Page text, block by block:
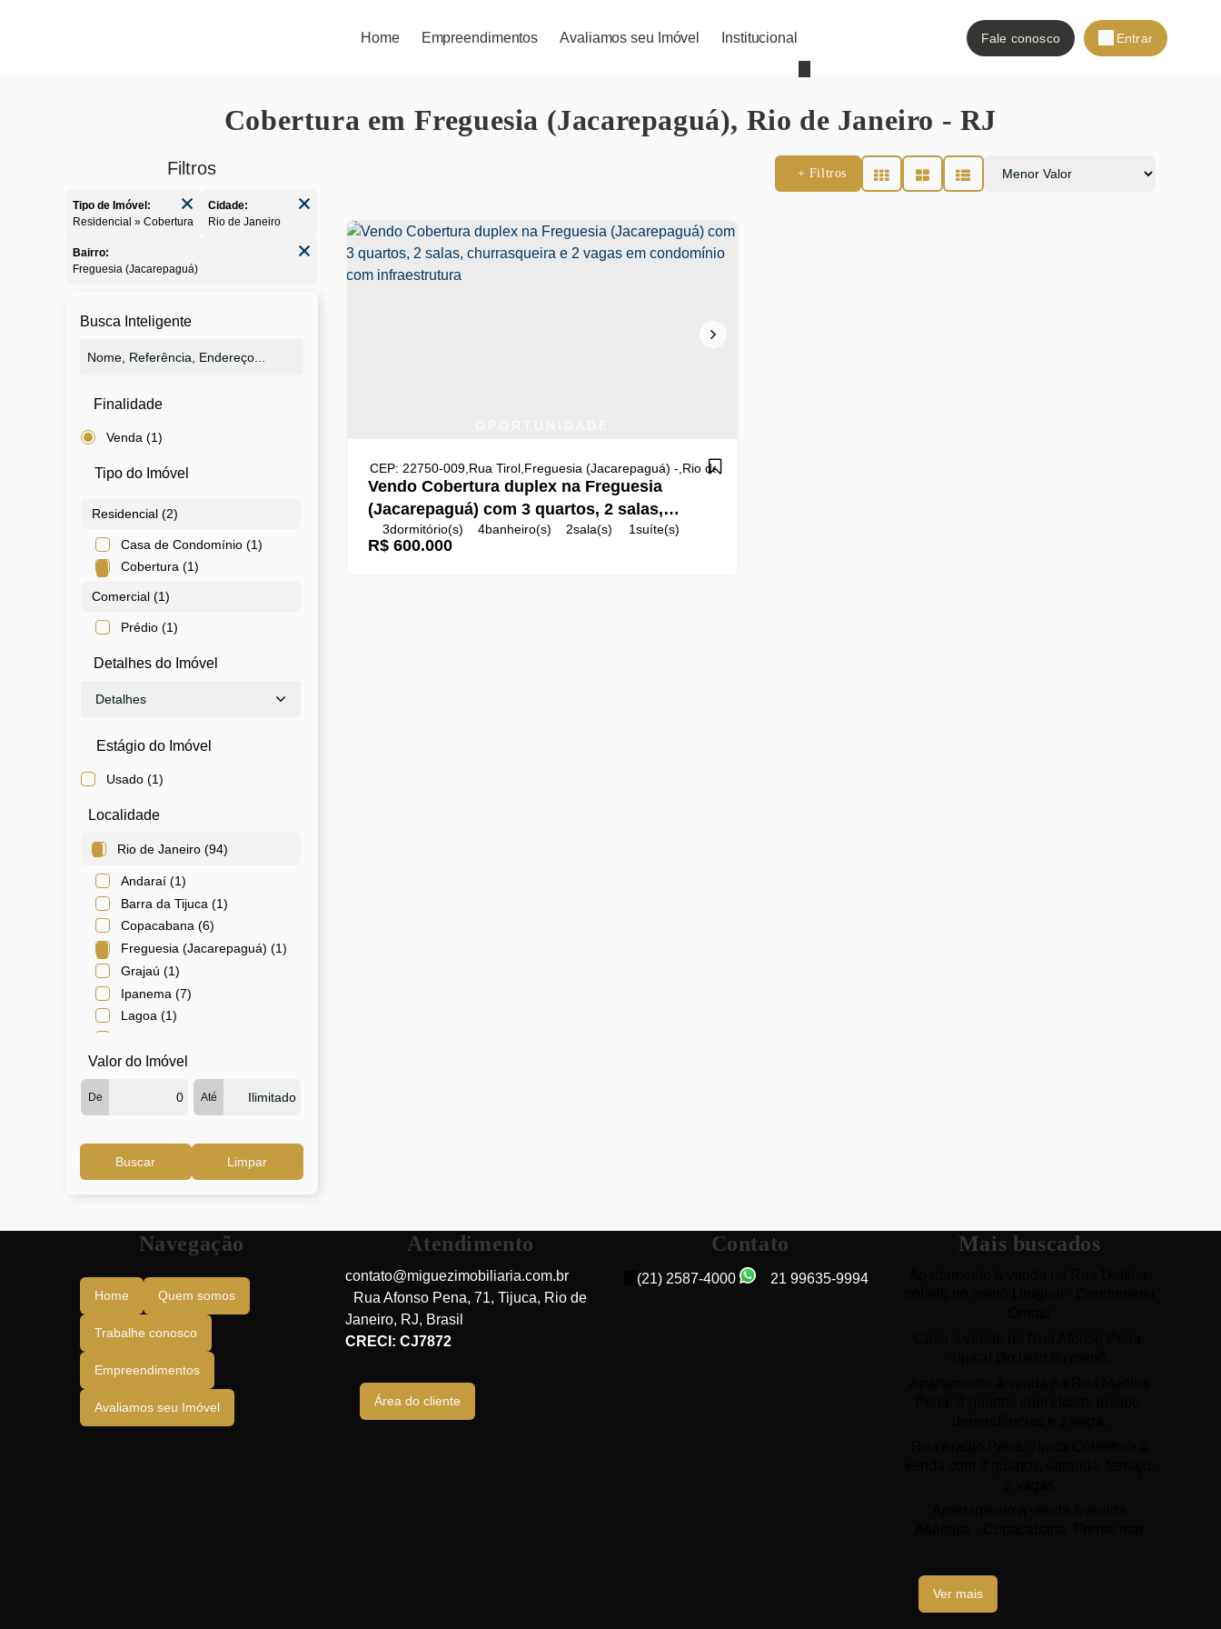
Entrar
Fale conosco
Institucional
Avaliamos seu Imóvel
Empreendimentos
Home
Cobertura em Freguesia (Jacarepaguá), Rio de Janeiro - RJ
Tipo de Imóvel:
Residencial » Cobertura
Cidade:
Rio de Janeiro
Bairro:
Freguesia (Jacarepaguá)
Busca Inteligente
Finalidade
Venda (1)
Tipo do Imóvel
Residencial (2)
Casa de Condomínio (1)
Cobertura (1)
Comercial (1)
Prédio (1)
Detalhes do Imóvel
Detalhes
Estágio do Imóvel
Usado (1)
Localidade
Rio de Janeiro (94)
Andaraí (1)
Barra da Tijuca (1)
Copacabana (6)
Freguesia (Jacarepaguá) (1)
Grajaú (1)
Ipanema (7)
Lagoa (1)
Leme (1)
Maracanã (4)
Praça da Bandeira (1)
São Francisco Xavier (1)
Botafogo (1)
Valor do Imóvel
De Até
Buscar Limpar
Vendo Cobertura duplex na Freguesia
(Jacarepaguá) com 3 quartos, 2 salas,
churrasqueira e 2 vagas em condomínio
com infraestrutura
R$ 600.000
CEP: 22750-009 Rua Tirol Freguesia (Jacarepaguá) Rio de Janeiro
3dormitório(s) 4banheiro(s) 2sala(s) 1suíte(s)
total:180m²
Navegação
Home Quem somos
Trabalhe conosco
Empreendimentos
Avaliamos seu Imóvel
Atendimento
contato@miguezimobiliaria.com.br
Rua Afonso Pena, 71, Tijuca, Rio de
Janeiro, RJ, Brasil
CRECI: CJ7872
Área do cliente
Contato
(21) 2587-4000 21 99635-9994
Mais buscados
Ver mais